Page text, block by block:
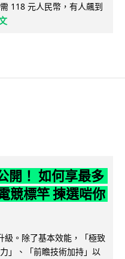
118 元人民幣，有人飆到
開！ 如何享最多
競標竿 揀選啱你
級。除了基本效能，「極致
」、「前瞻技術加持」以